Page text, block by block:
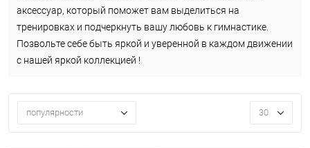
аксессуар, который поможет вам выделиться на
тренировках и подчеркнуть вашу любовь к гимнастике.
Позвольте себе быть яркой и уверенной в каждом движении
с нашей яркой коллекцией !
популярности 30